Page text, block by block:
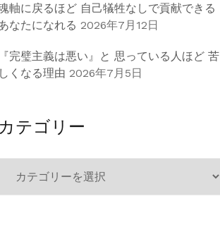
軸に戻るほど 自己犠牲なしで貢献できる
なたになれる 2026年7月12日
完璧主義は悪い』と 思っている人ほど 苦
くなる理由 2026年7月5日
テゴリー